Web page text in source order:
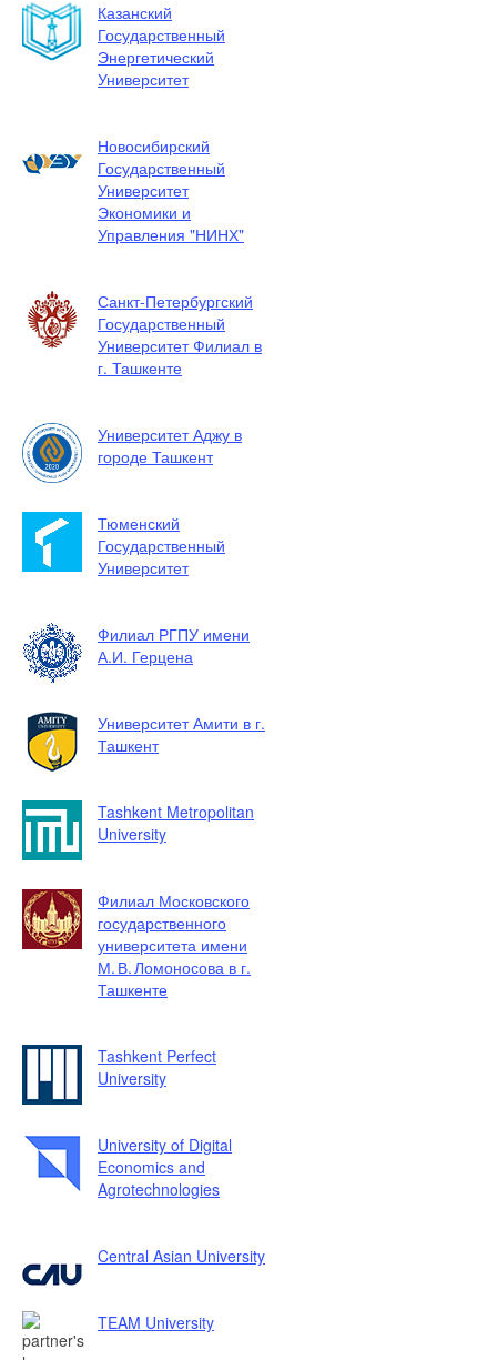
Казанский
Государственный
Энергетический
Университет
Новосибирский
Государственный
Университет
Экономики и
Управления "НИНХ"
Санкт-Петербургский
Государственный
Университет Филиал в
г. Ташкенте
Университет Аджу в
городе Ташкент
Тюменский
Государственный
Университет
Филиал РГПУ имени
А.И. Герцена
Университет Амити в г.
Ташкент
Tashkent Metropolitan
University
Филиал Московского
государственного
университета имени
М. В. Ломоносова в г.
Ташкенте
Tashkent Perfect
University
University of Digital
Economics and
Agrotechnologies
Central Asian University
TEAM University